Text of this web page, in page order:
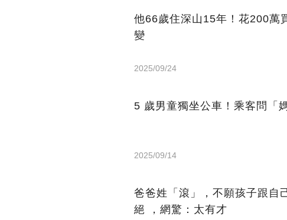
他66歲住深山15年！花200萬
變
2025/09/24
5 歲男童獨坐公車！乘客問「
2025/09/14
爸爸姓「滾」，不願孩子跟自
絕 ，網驚：太有才